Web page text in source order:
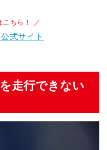
こちら！ ／
式サイト
走行できない